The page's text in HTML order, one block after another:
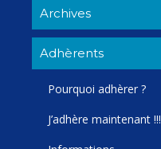
Archives
Adhèrents
Pourquoi adhèrer ?
J’adhère maintenant !!!